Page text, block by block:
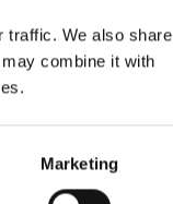
traffic. We also share
combine it with
Marketing